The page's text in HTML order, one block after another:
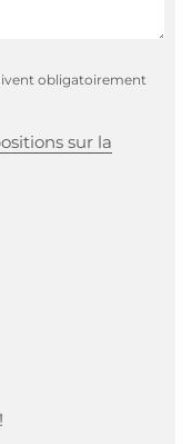
obligatoirement
sur la